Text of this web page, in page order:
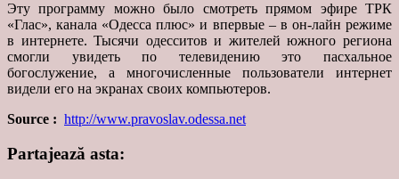
Эту программу можно было смотреть прямом эфире ТРК
«Глас», канала «Одесса плюс» и впервые – в он-лайн режиме
в интернете. Тысячи одесситов и жителей южного региона
смогли увидеть по телевидению это пасхальное
богослужение, а многочисленные пользователи интернет
видели его на экранах своих компьютеров.
Source : http://www.pravoslav.odessa.net
Partajează asta: